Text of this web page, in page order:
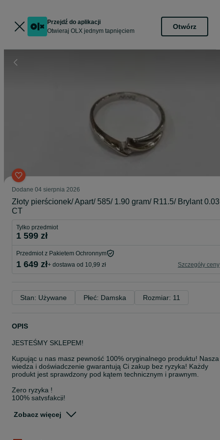
Przejdź do aplikacji
Otwieraj OLX jednym tapnięciem
Otwórz
Dodane 04 sierpnia 2026
Złoty pierścionek/ Apart/ 585/ 1.90 gram/ R11.5/ Brylant 0.03
CT
Tylko przedmiot
1 599 zł
Przedmiot z Pakietem Ochronnym
1 649 zł+ dostawa od 10,99 zł Szczegóły ceny
Stan: Używane Płeć: Damska Rozmiar: 11
OPIS
JESTEŚMY SKLEPEM!
Kupując u nas masz pewność 100% oryginalnego produktu! Nasza
wiedza i doświadczenie gwarantują Ci zakup bez ryzyka! Każdy
produkt jest sprawdzony pod kątem technicznym i prawnym.
Zero ryzyka !
100% satysfakcji!
WSZYSTKIE SPRZEDAWANE PRODUKTY POCHODZĄ W 100% Z
Zobacz więcej